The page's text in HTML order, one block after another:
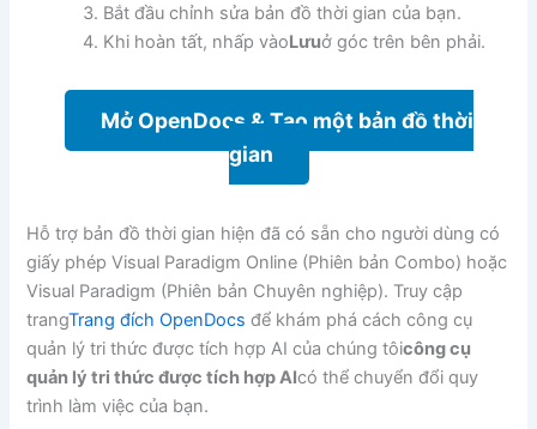
Bắt đầu chỉnh sửa bản đồ thời gian của bạn.
Khi hoàn tất, nhấp vàoLưuở góc trên bên phải.
Mở OpenDocs & Tạo một bản đồ thời
gian
Hỗ trợ bản đồ thời gian hiện đã có sẵn cho người dùng có
giấy phép Visual Paradigm Online (Phiên bản Combo) hoặc
Visual Paradigm (Phiên bản Chuyên nghiệp). Truy cập
trangTrang đích OpenDocs để khám phá cách công cụ
quản lý tri thức được tích hợp AI của chúng tôicông cụ
quản lý tri thức được tích hợp AIcó thể chuyển đổi quy
trình làm việc của bạn.